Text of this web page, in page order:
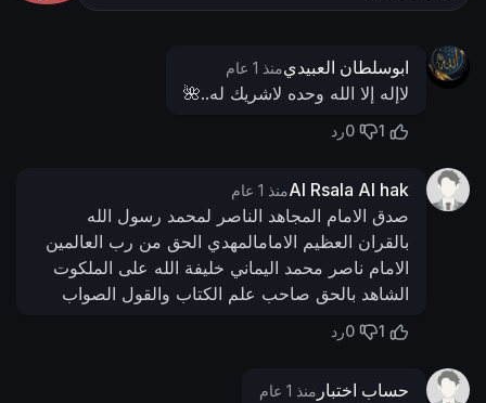
ابوسلطان العبيديمنذ 1 عام
لاإله إلا الله وحده لاشريك له..🌺
1
0رد
Al Rsala Al hakمنذ 1 عام
صدق الامام المجاهد الناصر لمحمد رسول الله
بالقران العظيم الامامالمهدي الحق من رب العالمين
الامام ناصر محمد اليماني خليفة الله على الملكوت
الشاهد بالحق صاحب علم الكتاب والقول الصواب
1
0رد
حساب اختبار منذ 1 عام